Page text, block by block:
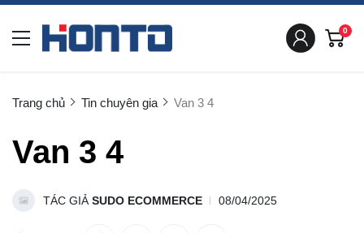
0
Trang chủ Tin chuyên gia Van 3 4
Van 3 4
TÁC GIẢ SUDO ECOMMERCE 08/04/2025